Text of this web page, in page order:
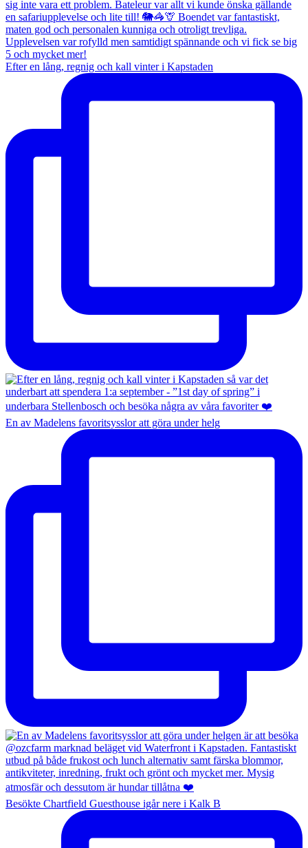
Efter en lång, regnig och kall vinter i Kapstaden
En av Madelens favoritsysslor att göra under helg
Besökte Chartfield Guesthouse igår nere i Kalk B